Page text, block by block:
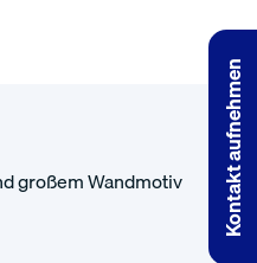
Kontakt aufnehmen